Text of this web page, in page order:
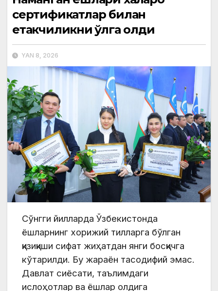
сертификатлар билан
етакчиликни қўлга олди
YAN 8, 2026
Сўнгги йилларда Ўзбекистонда
ёшларнинг хорижий тилларга бўлган
қизиқиши сифат жиҳатдан янги босқичга
кўтарилди. Бу жараён тасодифий эмас.
Давлат сиёсати, таълимдаги
ислоҳотлар ва ёшлар олдига